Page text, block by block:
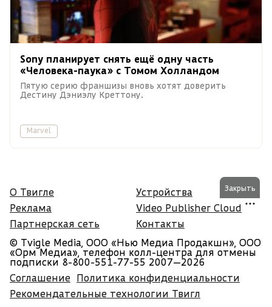
Sony планирует снять ещё одну часть
«Человека-паука» с Томом Холландом
Пятую серию франшизы вновь хотят доверить
Дестину Дэниэлу Креттону.
Marvel
Закрыть
О Твигле
Устройства
Реклама
Video Publisher Cloud
Партнерская сеть
Контакты
© Tvigle Media, ООО «Нью Медиа Продакшн», ООО
«Орм Медиа», телефон колл-центра для отмены
подписки 8-800-551-77-55 2007—2026
Соглашение Политика конфиденциальности
Рекомендательные технологии Твигл